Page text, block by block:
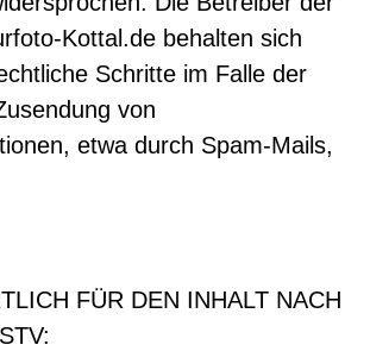
Kottal.de behalten sich
Schritte im Falle der
von
etwa durch Spam-Mails,
FÜR DEN INHALT NACH